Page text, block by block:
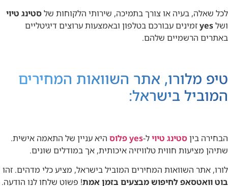
לכל שאלה, בעיה או צורך בתמיכה, שירותי הלקוחות שלסטינג טיוי
ושלyesזמינים עבורכם בטלפון ובאמצעות ערוצים דיגיטליים
באתרים הרשמיים שלהם.
טיפ מלורו, אתר השוואות המחירים
המוביל בישראל:
הבחירה ביןסטינג טיויל-yes פלוס
היא עניין של התאמה אישית.
שתיהן מציעות חווית טלוויזיה איכותית, אך במודלים שונים.
לורו, אתר השוואות המחירים המוביל בישראל, מציע כלי מדהים. זהו
בוט וואטסאפ לחיפוש מבצעים בזמן אמת! פשוט שלחו לנו הודעה.